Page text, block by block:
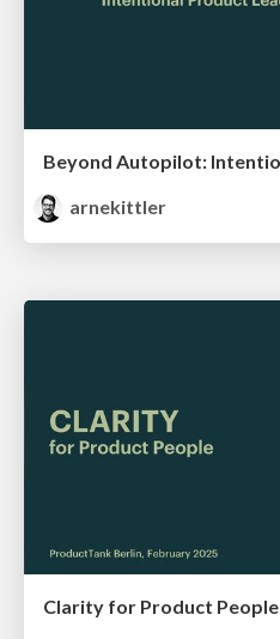
arnekittler
Clarity for Product People